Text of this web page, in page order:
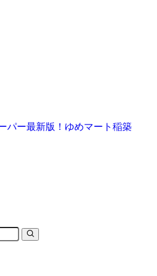
パー最新版！ゆめマート稲築